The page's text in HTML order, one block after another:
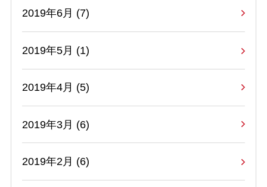
2019年6月 (7)
2019年5月 (1)
2019年4月 (5)
2019年3月 (6)
2019年2月 (6)